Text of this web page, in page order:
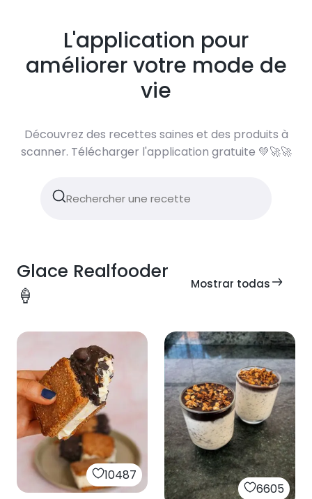
L'application pour
améliorer votre mode de
vie
Découvrez des recettes saines et des produits à
scanner. Télécharger l'application gratuite 💚🚀🚀
Glace Realfooder
🍦
Mostrar todas
10487
6605